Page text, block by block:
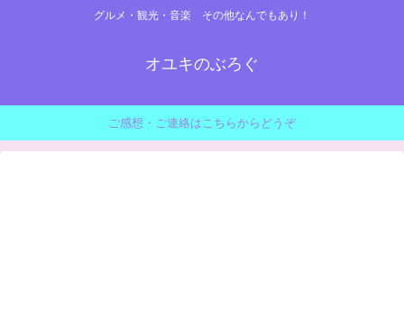
グルメ・観光・音楽 その他なんでもあり！
オユキのぶろぐ
ご感想・ご連絡はこちらからどうぞ